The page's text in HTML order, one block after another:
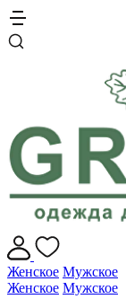
Женское Мужское
Женское Мужское